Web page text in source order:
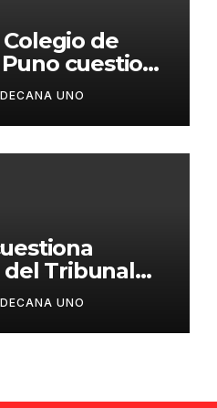
de
cuestiona
seguridad
DECANA UNO
Tribunal
liberación
DECANA UNO